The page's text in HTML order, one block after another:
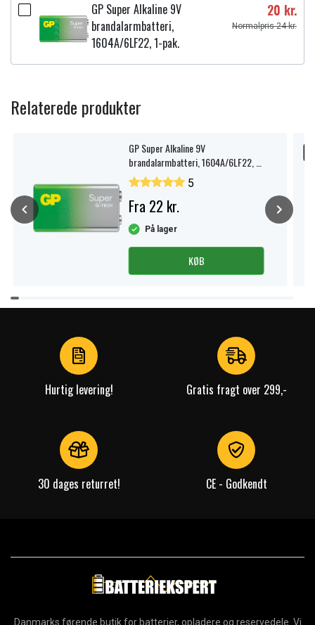
GP Super Alkaline 9V
brandalarmbatteri,
1604A/6LF22, 1-pak.
20 kr.
Normalpris 24 kr.
Relaterede produkter
GP Super Alkaline 9V
brandalarmbatteri, 1604A/6LF22, 1-
pak.
5
Fra 22 kr.
På lager
KØB
Item
1
Hurtig levering! Gratis fragt over 299,-
30 dages returret! CE - Godkendt
Danmarks førende butik for batterier, opladere og reservedele. Vi